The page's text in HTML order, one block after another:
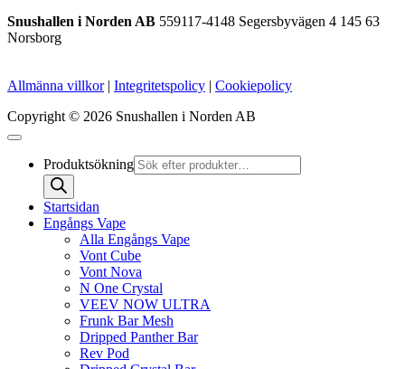
Snushallen i Norden AB 559117-4148 Segersbyvägen 4 145 63
Norsborg
Allmänna villkor| Integritetspolicy | Cookiepolicy
Copyright © 2026 Snushallen i Norden AB
Produktsökning
Startsidan
Engångs Vape
Alla Engångs Vape
Vont Cube
Vont Nova
N One Crystal
VEEV NOW ULTRA
Frunk Bar Mesh
Dripped Panther Bar
Rev Pod